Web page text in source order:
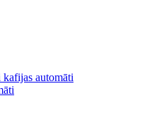
kafijas automāti